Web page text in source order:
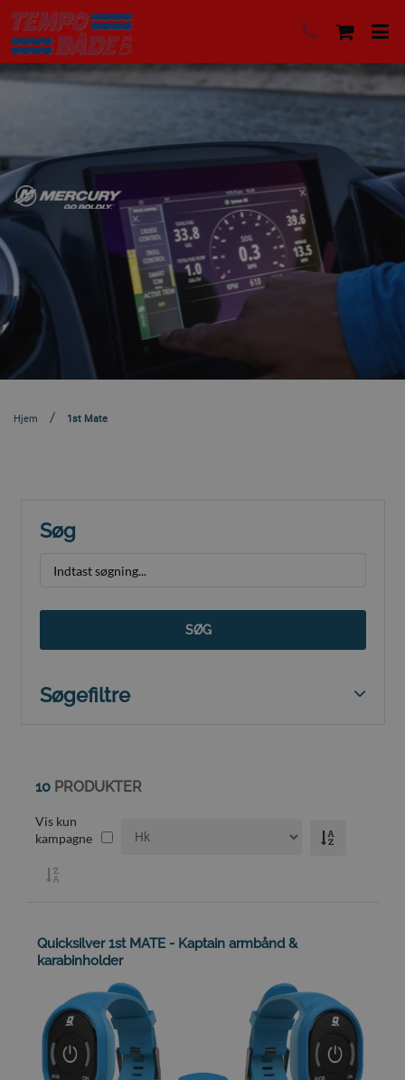
Hjem 1st Mate
Søg
SØG
Søgefiltre
10PRODUKTER
Vis kun
kampagne
Quicksilver 1st MATE - Kaptain armbånd &
karabinholder